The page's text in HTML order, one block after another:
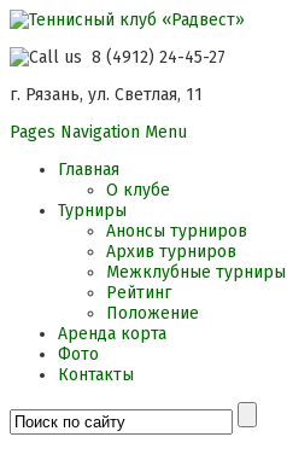
8 (4912) 24-45-27
г. Рязань, ул. Светлая, 11
Pages Navigation Menu
Главная
О клубе
Турниры
Анонсы турниров
Архив турниров
Межклубные турниры
Рейтинг
Положение
Аренда корта
Фото
Контакты